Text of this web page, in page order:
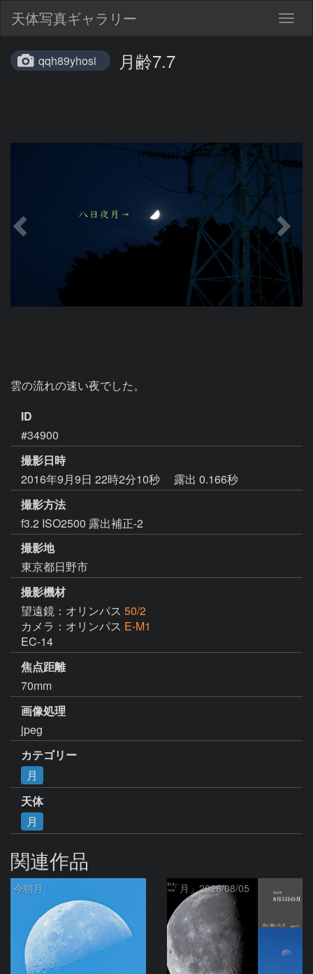
天体写真ギャラリー
qqh89yhosi 月齢7.7
雲の流れの速い夜でした。
ID
#34900
撮影日時
2016年9月9日 22時2分10秒
露出 0.166秒
撮影方法
f3.2 ISO2500 露出補正-2
撮影地
東京都日野市
撮影機材
望遠鏡：オリンパス 50/2
カメラ：オリンパス E-M1
EC-14
焦点距離
70mm
画像処理
jpeg
カテゴリー
月
天体
月
関連作品
今朝月 「月」2026/08/05